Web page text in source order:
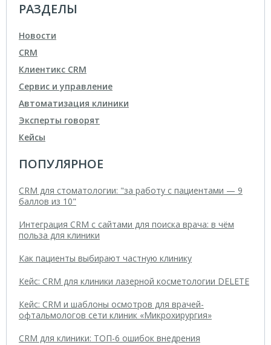
РАЗДЕЛЫ
Новости
CRM
Клиентикс CRM
Сервис и управление
Автоматизация клиники
Эксперты говорят
Кейсы
ПОПУЛЯРНОЕ
CRM для стоматологии: "за работу с пациентами — 9
баллов из 10"
Интеграция CRM с сайтами для поиска врача: в чём
польза для клиники
Как пациенты выбирают частную клинику
Кейс: CRM для клиники лазерной косметологии DELETE
Кейс: CRM и шаблоны осмотров для врачей-
офтальмологов сети клиник «Микрохирургия»
CRM для клиники: ТОП-6 ошибок внедрения